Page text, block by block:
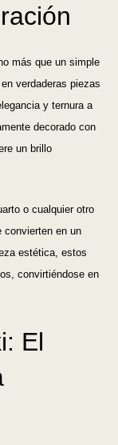
más que un simple
verdaderas piezas
y ternura a
decorado con
un brillo
o cualquier otro
convierten en un
estética, estos
convirtiéndose en
El